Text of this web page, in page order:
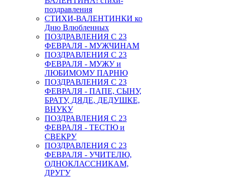
поздравления
СТИХИ-ВАЛЕНТИНКИ ко
Дню Влюбленных
ПОЗДРАВЛЕНИЯ С 23
ФЕВРАЛЯ - МУЖЧИНАМ
ПОЗДРАВЛЕНИЯ С 23
ФЕВРАЛЯ - МУЖУ и
ЛЮБИМОМУ ПАРНЮ
ПОЗДРАВЛЕНИЯ С 23
ФЕВРАЛЯ - ПАПЕ, СЫНУ,
БРАТУ, ДЯДЕ, ДЕДУШКЕ,
ВНУКУ
ПОЗДРАВЛЕНИЯ С 23
ФЕВРАЛЯ - ТЕСТЮ и
СВЕКРУ
ПОЗДРАВЛЕНИЯ С 23
ФЕВРАЛЯ - УЧИТЕЛЮ,
ОДНОКЛАССНИКАМ,
ДРУГУ